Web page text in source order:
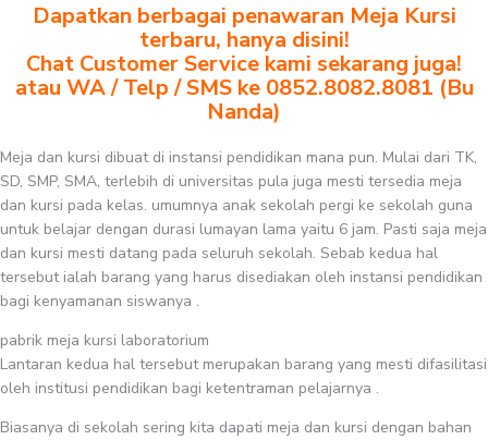
Dapatkan berbagai penawaran Meja Kursi
terbaru, hanya disini!
Chat Customer Service kami sekarang juga!
atau WA / Telp / SMS ke 0852.8082.8081 (Bu
Nanda)
Meja dan kursi dibuat di instansi pendidikan mana pun. Mulai dari TK,
SD, SMP, SMA, terlebih di universitas pula juga mesti tersedia meja
dan kursi pada kelas. umumnya anak sekolah pergi ke sekolah guna
untuk belajar dengan durasi lumayan lama yaitu 6 jam. Pasti saja meja
dan kursi mesti datang pada seluruh sekolah. Sebab kedua hal
tersebut ialah barang yang harus disediakan oleh instansi pendidikan
bagi kenyamanan siswanya .
pabrik meja kursi laboratorium
Lantaran kedua hal tersebut merupakan barang yang mesti difasilitasi
oleh institusi pendidikan bagi ketentraman pelajarnya .
Biasanya di sekolah sering kita dapati meja dan kursi dengan bahan